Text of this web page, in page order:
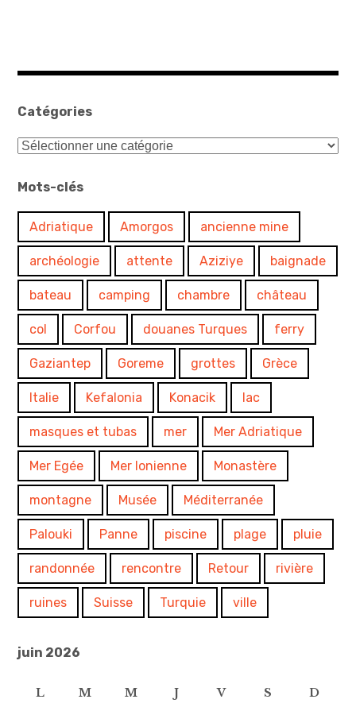
Catégories
Catégories
Mots-clés
Adriatique Amorgos ancienne mine
archéologie attente Aziziye baignade
bateau camping chambre château
col Corfou douanes Turques ferry
Gaziantep Goreme grottes Grèce
Italie Kefalonia Konacik lac
masques et tubas mer Mer Adriatique
Mer Egée Mer Ionienne Monastère
montagne Musée Méditerranée
Palouki Panne piscine plage pluie
randonnée rencontre Retour rivière
ruines Suisse Turquie ville
juin 2026
L M M J V S D